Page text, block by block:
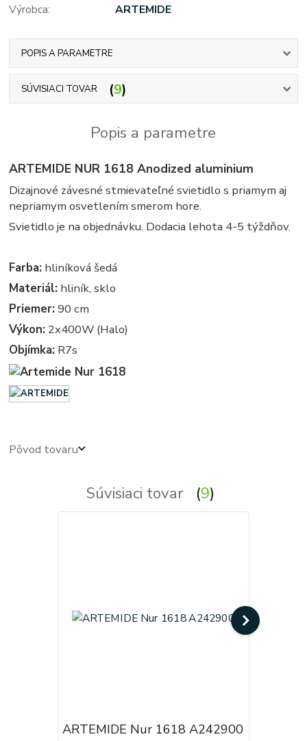
Výrobca:
ARTEMIDE
POPIS A PARAMETRE
SÚVISIACI TOVAR 9
Popis a parametre
ARTEMIDE NUR 1618 Anodized aluminium
Dizajnové závesné stmievateľné svietidlo s priamym aj
nepriamym osvetlením smerom hore.
Svietidlo je na objednávku. Dodacia lehota 4-5 týždňov.
Farba: hliníková šedá
Materiál: hliník, sklo
Priemer: 90 cm
Výkon: 2x400W (Halo)
Objímka: R7s
Pôvod tovaru
Súvisiaci tovar 9
ARTEMIDE Nur 1618 A242900